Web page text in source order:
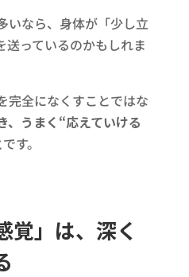
いなら、身体が「少し立
送っているのかもしれま
完全になくすことではな
、うまく“応えていける
です。
覚」は、深く